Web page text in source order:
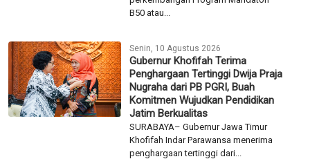
B50 atau...
Senin, 10 Agustus 2026
Gubernur Khofifah Terima
Penghargaan Tertinggi Dwija Praja
Nugraha dari PB PGRI, Buah
Komitmen Wujudkan Pendidikan
Jatim Berkualitas
SURABAYA– Gubernur Jawa Timur
Khofifah Indar Parawansa menerima
penghargaan tertinggi dari...